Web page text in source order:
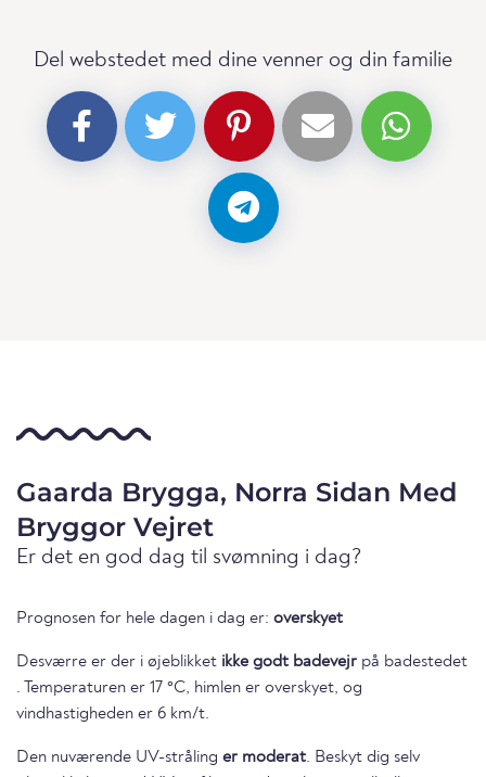
Del webstedet med dine venner og din familie
Gaarda Brygga, Norra Sidan Med
Bryggor Vejret
Er det en god dag til svømning i dag?
Prognosen for hele dagen i dag er: overskyet
Desværre er der i øjeblikket ikke godt badevejr på badestedet
. Temperaturen er 17 °C, himlen er overskyet, og
vindhastigheden er 6 km/t.
Den nuværende UV-stråling er moderat. Beskyt dig selv